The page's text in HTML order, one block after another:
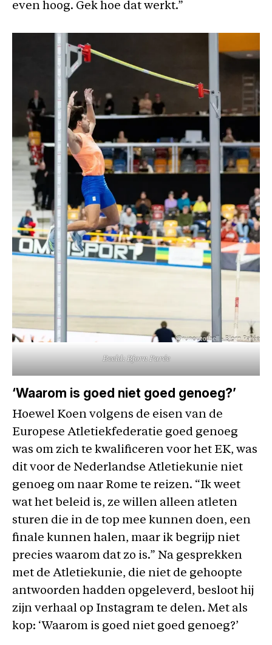
even hoog. Gek hoe dat werkt.”
Beeld: Bjorn Parée
‘Waarom is goed niet goed genoeg?’
Hoewel Koen volgens de eisen van de
Europese Atletiekfederatie goed genoeg
was om zich te kwalificeren voor het EK, was
dit voor de Nederlandse Atletiekunie niet
genoeg om naar Rome te reizen. “Ik weet
wat het beleid is, ze willen alleen atleten
sturen die in de top mee kunnen doen, een
finale kunnen halen, maar ik begrijp niet
precies waarom dat zo is.” Na gesprekken
met de Atletiekunie, die niet de gehoopte
antwoorden hadden opgeleverd, besloot hij
zijn verhaal op Instagram te delen. Met als
kop: ‘Waarom is goed niet goed genoeg?’